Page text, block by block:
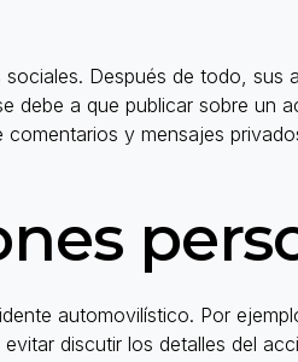
Después de todo, sus
debe a que publicar sobre un
y mensajes
automovilístico. Por
discutir los detalles del